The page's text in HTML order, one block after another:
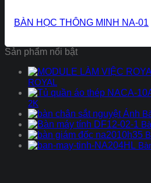
BÀN HỌC THÔNG MINH NA-01
Sản phẩm nổi bật
ROYAL
2K